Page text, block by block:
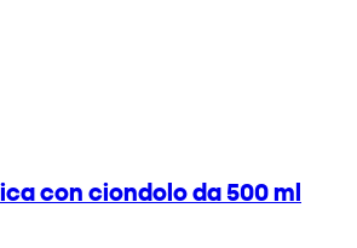
con ciondolo da 500 ml